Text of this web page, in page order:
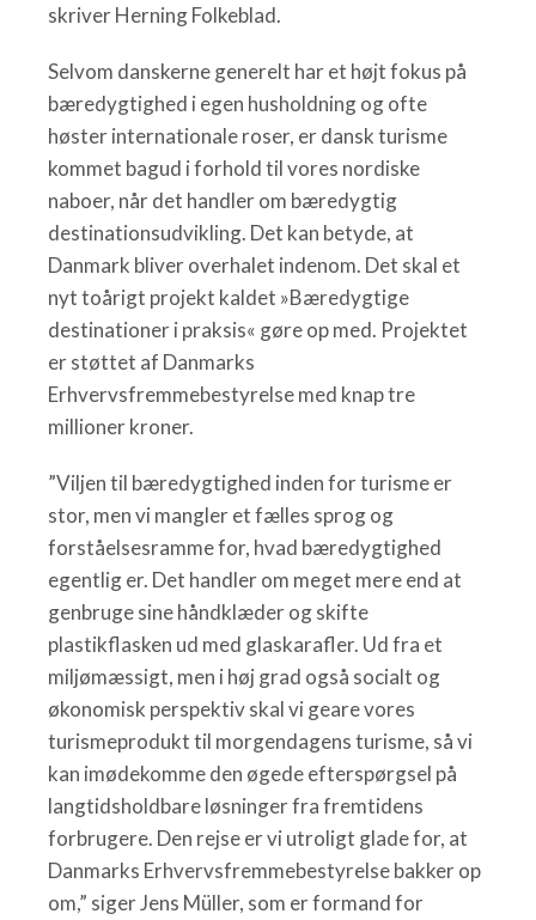
skriver Herning Folkeblad.
Selvom danskerne generelt har et højt fokus på
bæredygtighed i egen husholdning og ofte
høster internationale roser, er dansk turisme
kommet bagud i forhold til vores nordiske
naboer, når det handler om bæredygtig
destinationsudvikling. Det kan betyde, at
Danmark bliver overhalet indenom. Det skal et
nyt toårigt projekt kaldet »Bæredygtige
destinationer i praksis« gøre op med. Projektet
er støttet af Danmarks
Erhvervsfremmebestyrelse med knap tre
millioner kroner.
”Viljen til bæredygtighed inden for turisme er
stor, men vi mangler et fælles sprog og
forståelsesramme for, hvad bæredygtighed
egentlig er. Det handler om meget mere end at
genbruge sine håndklæder og skifte
plastikflasken ud med glaskarafler. Ud fra et
miljømæssigt, men i høj grad også socialt og
økonomisk perspektiv skal vi geare vores
turismeprodukt til morgendagens turisme, så vi
kan imødekomme den øgede efterspørgsel på
langtidsholdbare løsninger fra fremtidens
forbrugere. Den rejse er vi utroligt glade for, at
Danmarks Erhvervsfremmebestyrelse bakker op
om,” siger Jens Müller, som er formand for